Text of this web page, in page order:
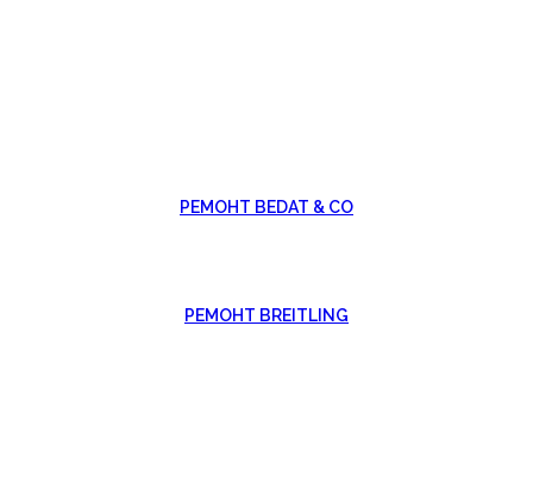
РЕМОНТ BEDAT & CO
РЕМОНТ BREITLING